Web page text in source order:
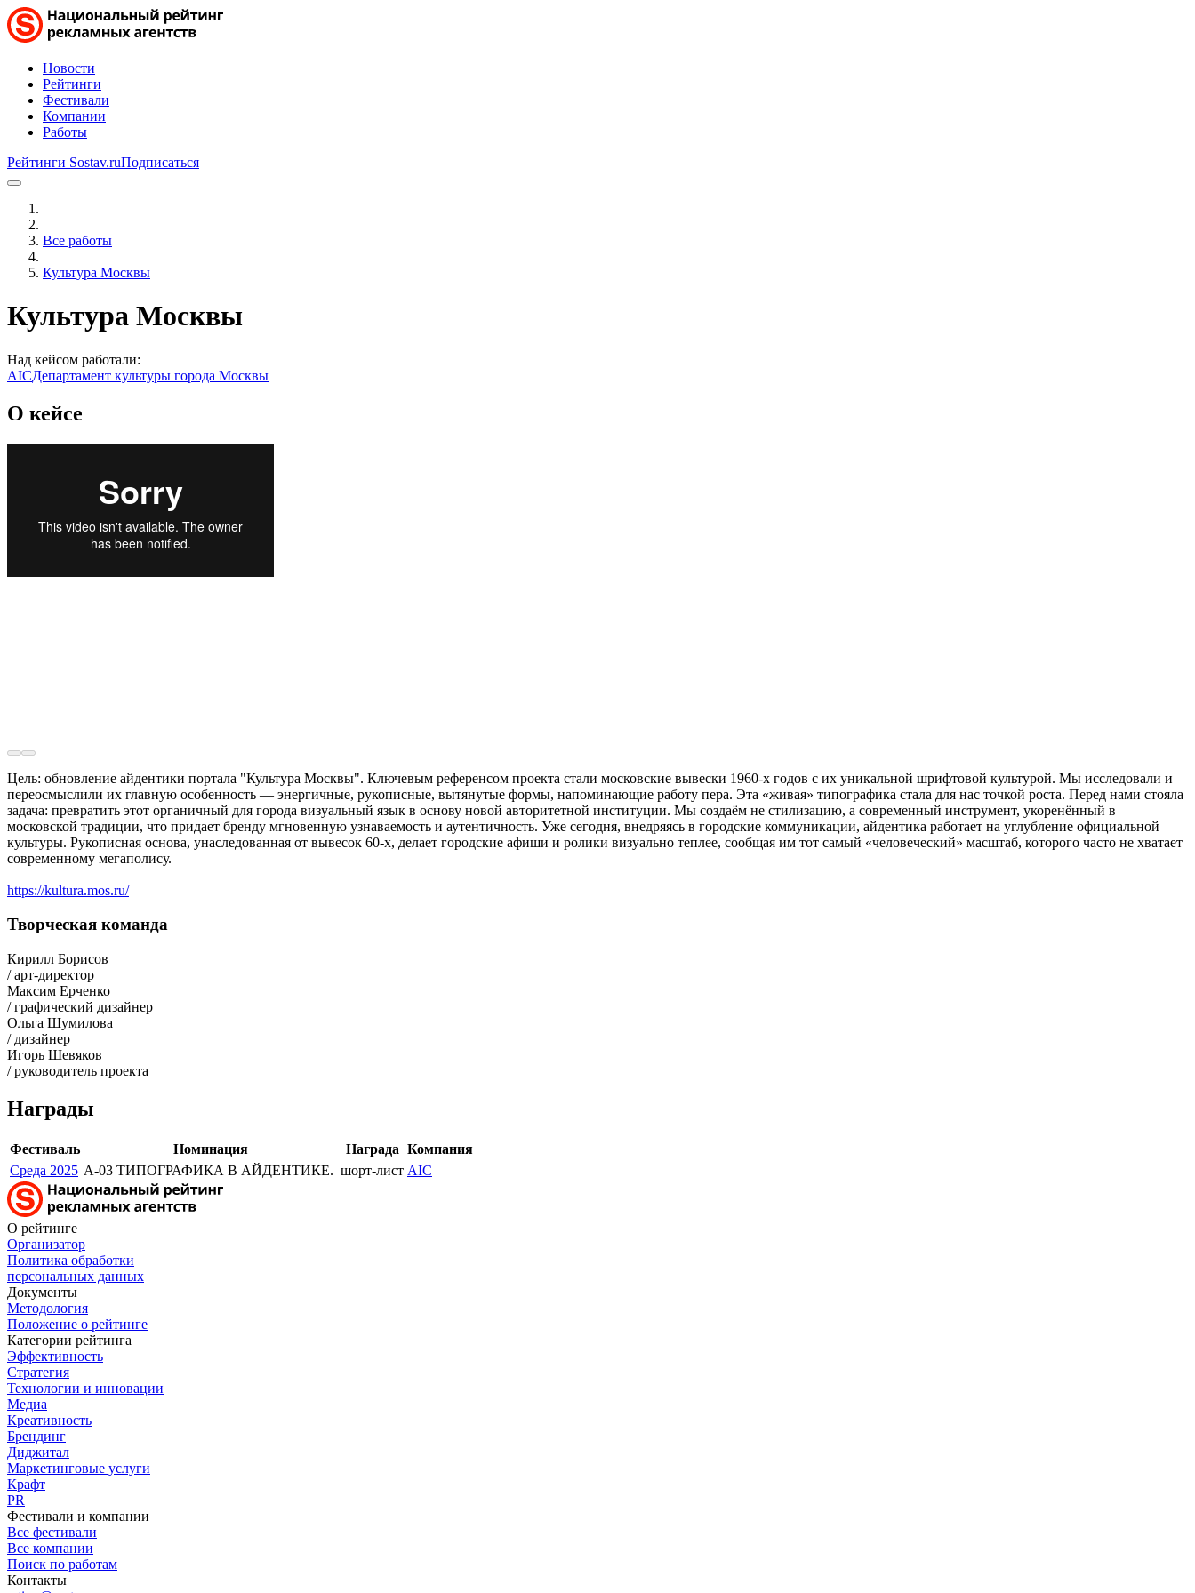
Новости
Рейтинги
Фестивали
Компании
Работы
Рейтинги Sostav.ruПодписаться
Все работы
Культура Москвы
Культура Москвы
Над кейсом работали:
AICДепартамент культуры города Москвы
О кейсе
Цель: обновление айдентики портала "Культура Москвы". Ключевым референсом проекта стали московские вывески 1960-х годов с их уникальной шрифтовой культурой. Мы исследовали и
переосмыслили их главную особенность — энергичные, рукописные, вытянутые формы, напоминающие работу пера. Эта «живая» типографика стала для нас точкой роста. Перед нами стояла
задача: превратить этот органичный для города визуальный язык в основу новой авторитетной институции. Мы создаём не стилизацию, а современный инструмент, укоренённый в
московской традиции, что придает бренду мгновенную узнаваемость и аутентичность. Уже сегодня, внедряясь в городские коммуникации, айдентика работает на углубление официальной
культуры. Рукописная основа, унаследованная от вывесок 60-х, делает городские афиши и ролики визуально теплее, сообщая им тот самый «человеческий» масштаб, которого часто не хватает
современному мегаполису.
https://kultura.mos.ru/
Творческая команда
Кирилл Борисов
/ арт-директор
Максим Ерченко
/ графический дизайнер
Ольга Шумилова
/ дизайнер
Игорь Шевяков
/ руководитель проекта
Награды
Фестиваль Номинация Награда Компания
Среда 2025 A-03 ТИПОГРАФИКА В АЙДЕНТИКЕ. шорт-лист AIC
О рейтинге
Организатор
Политика обработки
персональных данных
Документы
Методология
Положение о рейтинге
Категории рейтинга
Эффективность
Стратегия
Технологии и инновации
Медиа
Креативность
Брендинг
Диджитал
Маркетинговые услуги
Крафт
PR
Фестивали и компании
Все фестивали
Все компании
Поиск по работам
Контакты